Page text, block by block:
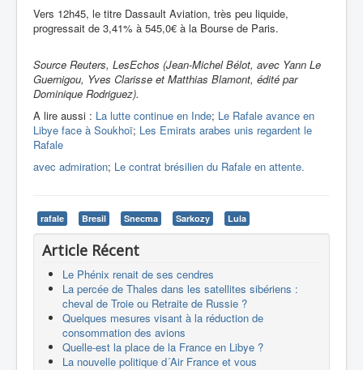
Vers 12h45, le titre Dassault Aviation, très peu liquide,
progressait de 3,41% à 545,0€ à la Bourse de Paris.
Source Reuters, LesEchos (Jean-Michel Bélot, avec Yann Le
Guernigou, Yves Clarisse et Matthias Blamont, édité par
Dominique Rodriguez).
A lire aussi : La lutte continue en Inde; Le Rafale avance en
Libye face à Soukhoï; Les Emirats arabes unis regardent le
Rafale
avec admiration; Le contrat brésilien du Rafale en attente.
rafale Bresil Snecma Sarkozy Lula
Article Récent
Le Phénix renait de ses cendres
La percée de Thales dans les satellites sibériens :
cheval de Troie ou Retraite de Russie ?
Quelques mesures visant à la réduction de
consommation des avions
Quelle-est la place de la France en Libye ?
La nouvelle politique d´Air France et vous